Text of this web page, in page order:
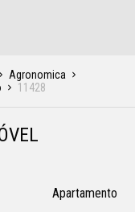
Agronomica
11428
Apartamento